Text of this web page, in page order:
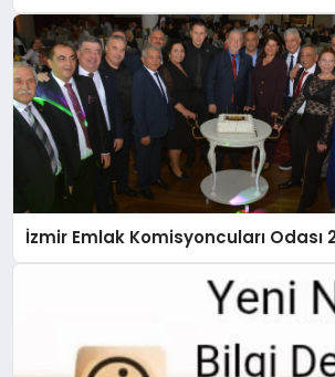
İzmir Emlak Komisyoncuları Odası